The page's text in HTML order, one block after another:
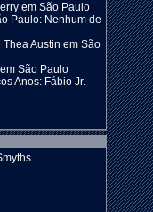
em São Paulo
Paulo: Nenhum de
Thea Austin em São
São Paulo
Anos: Fábio Jr.